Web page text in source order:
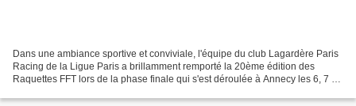
Dans une ambiance sportive et conviviale, l'équipe du club Lagardère Paris
Racing de la Ligue Paris a brillamment remporté la 20ème édition des
Raquettes FFT lors de la phase finale qui s'est déroulée à Annecy les 6, 7 et